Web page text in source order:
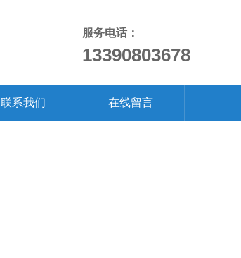
服务电话：
13390803678
联系我们 在线留言